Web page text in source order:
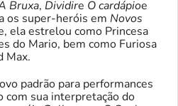
Bruxa, Dividire O cardápioe
os super-heróis em Novos
ela estrelou como Princesa
do Mario, bem como Furiosa
Max.
padrão para performances
com sua interpretação do